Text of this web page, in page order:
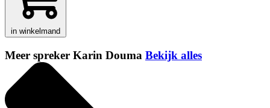
in winkelmand
Meer spreker Karin Douma Bekijk alles